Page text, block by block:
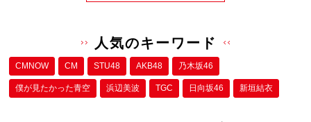
人気のキーワード
CMNOW CM STU48 AKB48 乃木坂46
僕が⾒たかった⻘空 浜辺美波 TGC 日向坂46 新垣結衣